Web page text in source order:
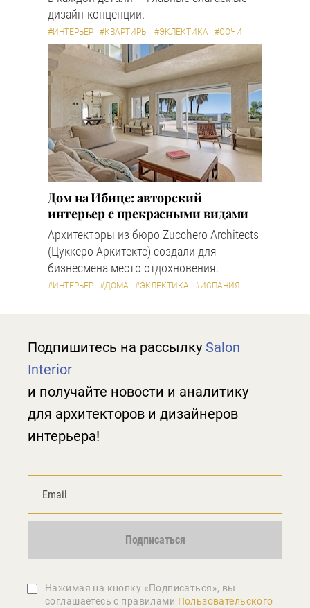
дизайн-концепции.
#ИНТЕРЬЕР #КВАРТИРЫ #ЭКЛЕКТИКА #СОЧИ
Дом на Ибице: авторский
интерьер с прекрасными видами
Архитекторы из бюро Zucchero Architects
(Цуккеро Аркитектс) создали для
бизнесмена место отдохновения.
#ИНТЕРЬЕР #ДОМА #ЭКЛЕКТИКА #ИСПАНИЯ
Подпишитесь на рассылку Salon
Interior
и получайте новости и аналитику
для архитекторов и дизайнеров
интерьера!
Подписаться
Нажимая на кнопку «Подписаться», вы
соглашаетеcь с правилами Пользовательского